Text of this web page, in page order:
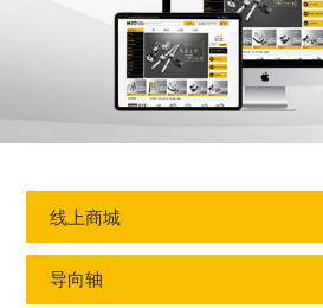
线上商城
导向轴